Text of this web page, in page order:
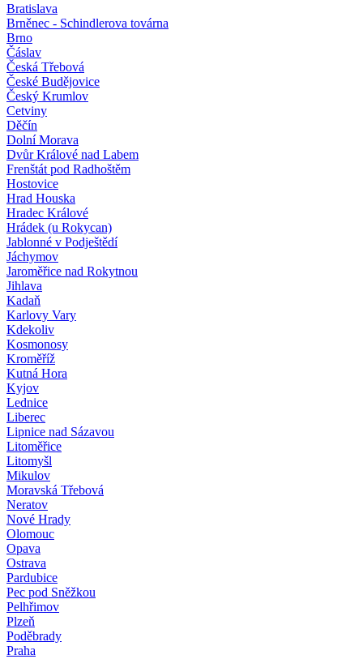
Bratislava
Brněnec - Schindlerova továrna
Brno
Čáslav
Česká Třebová
České Budějovice
Český Krumlov
Cetviny
Děčín
Dolní Morava
Dvůr Králové nad Labem
Frenštát pod Radhoštěm
Hostovice
Hrad Houska
Hradec Králové
Hrádek (u Rokycan)
Jablonné v Podještědí
Jáchymov
Jaroměřice nad Rokytnou
Jihlava
Kadaň
Karlovy Vary
Kdekoliv
Kosmonosy
Kroměříž
Kutná Hora
Kyjov
Lednice
Liberec
Lipnice nad Sázavou
Litoměřice
Litomyšl
Mikulov
Moravská Třebová
Neratov
Nové Hrady
Olomouc
Opava
Ostrava
Pardubice
Pec pod Sněžkou
Pelhřimov
Plzeň
Poděbrady
Praha